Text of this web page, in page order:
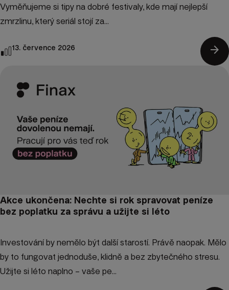
Vyměňujeme si tipy na dobré festivaly, kde mají nejlepší
zmrzlinu, který seriál stojí za...
13. července 2026 arrow_forward
Akce ukončena: Nechte si rok spravovat peníze
bez poplatku za správu a užijte si léto
Investování by nemělo být další starostí. Právě naopak. Mělo
by to fungovat jednoduše, klidně a bez zbytečného stresu.
Užijte si léto naplno – vaše pe...